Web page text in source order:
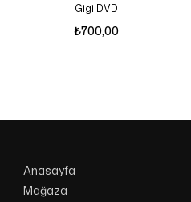
Gigi DVD
₺700,00
Anasayfa
Mağaza